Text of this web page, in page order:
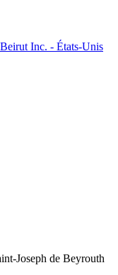
Inc. - États-Unis
Joseph de Beyrouth